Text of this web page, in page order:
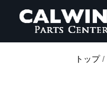
トップ/